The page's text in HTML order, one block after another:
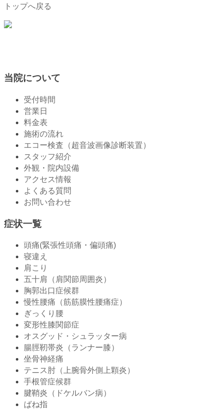
トップへ戻る
当院について
受付時間
営業日
料金表
施術の流れ
エコー検査（超音波画像診断装置）
スタッフ紹介
外観・院内設備
アクセス情報
よくある質問
お問い合わせ
症状一覧
頭痛(緊張性頭痛・偏頭痛)
寝違え
肩こり
五十肩（肩関節周囲炎）
胸郭出口症候群
慢性腰痛（筋筋膜性腰痛症）
ぎっくり腰
変形性膝関節症
オスグッド・シュラッター病
腸脛靭帯炎（ランナー膝）
坐骨神経痛
テニス肘（上腕骨外側上顆炎）
手根管症候群
腱鞘炎（ドケルバン病）
ばね指